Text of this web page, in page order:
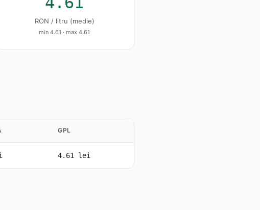
RON / litru (medie)
min 4.61 · max 4.61
GPL
4.61 lei